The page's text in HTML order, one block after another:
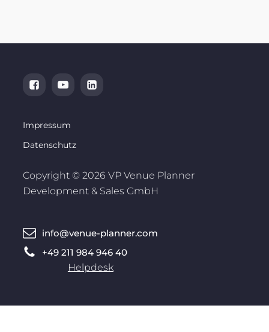
Impressum
Datenschutz
Copyright © 2026 VP Venue Planner
Development & Sales GmbH
info@venue-planner.com
+49 211 984 946 40
Helpdesk